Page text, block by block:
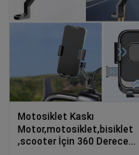
Motosiklet Kaskı
Motor,motosiklet,bisiklet
,scooter İçin 360 Derece